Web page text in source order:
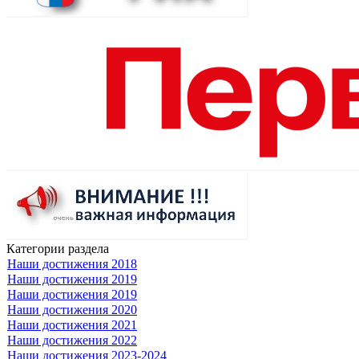
Категории раздела
Наши достижения 2018
Наши достижения 2019
Наши достижения 2019
Наши достижения 2020
Наши достижения 2021
Наши достижения 2022
Наши достижения 2023-2024